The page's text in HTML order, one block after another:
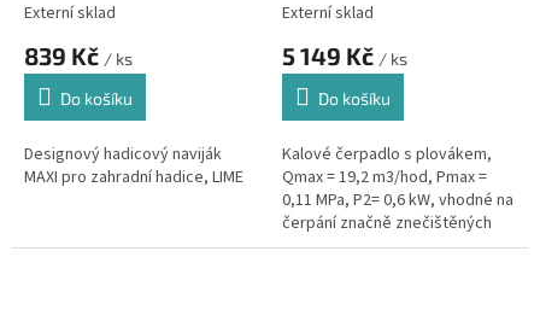
Externí sklad
839 Kč / ks
Do košíku
Designový hadicový naviják
MAXI pro zahradní hadice, LIME
Externí sklad
5 149 Kč / ks
Do košíku
Kalové čerpadlo s plovákem,
Qmax = 19,2 m3/hod, Pmax =
0,11 MPa, P2= 0,6 kW, vhodné na
čerpání značně znečištěných
odpadních, kalových a